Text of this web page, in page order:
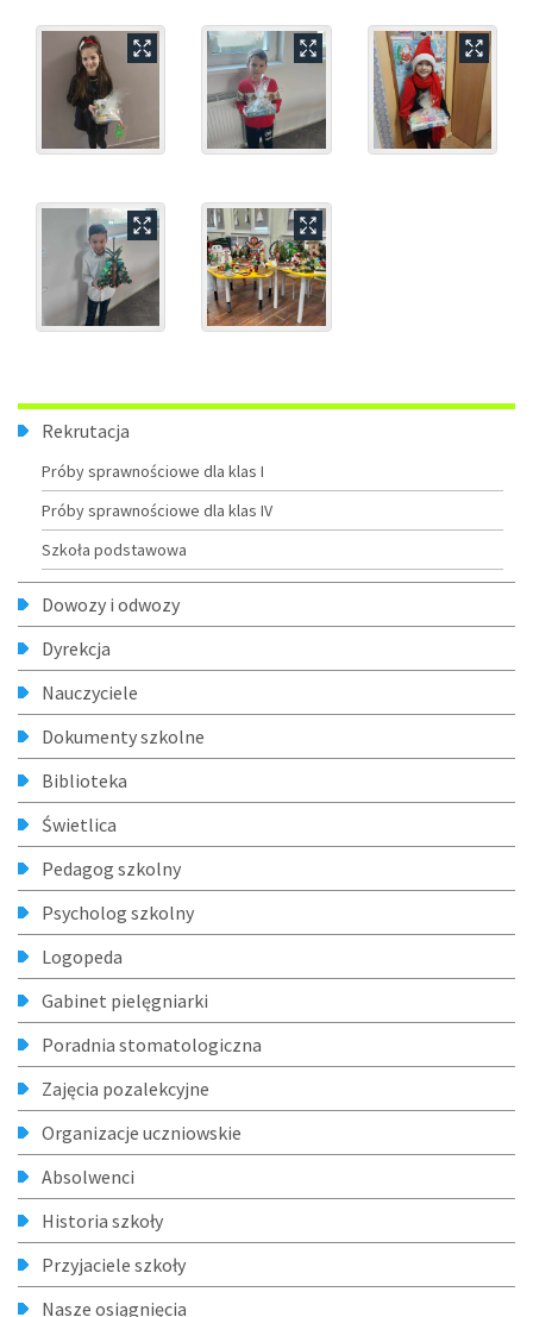
MenuRekrutacja
Próby sprawnościowe dla klas I
Próby sprawnościowe dla klas IV
Szkoła podstawowa
Dowozy i odwozy
Dyrekcja
Nauczyciele
Dokumenty szkolne
Biblioteka
Świetlica
Pedagog szkolny
Psycholog szkolny
Logopeda
Gabinet pielęgniarki
Poradnia stomatologiczna
Zajęcia pozalekcyjne
Organizacje uczniowskie
Absolwenci
Historia szkoły
Przyjaciele szkoły
Nasze osiągnięcia